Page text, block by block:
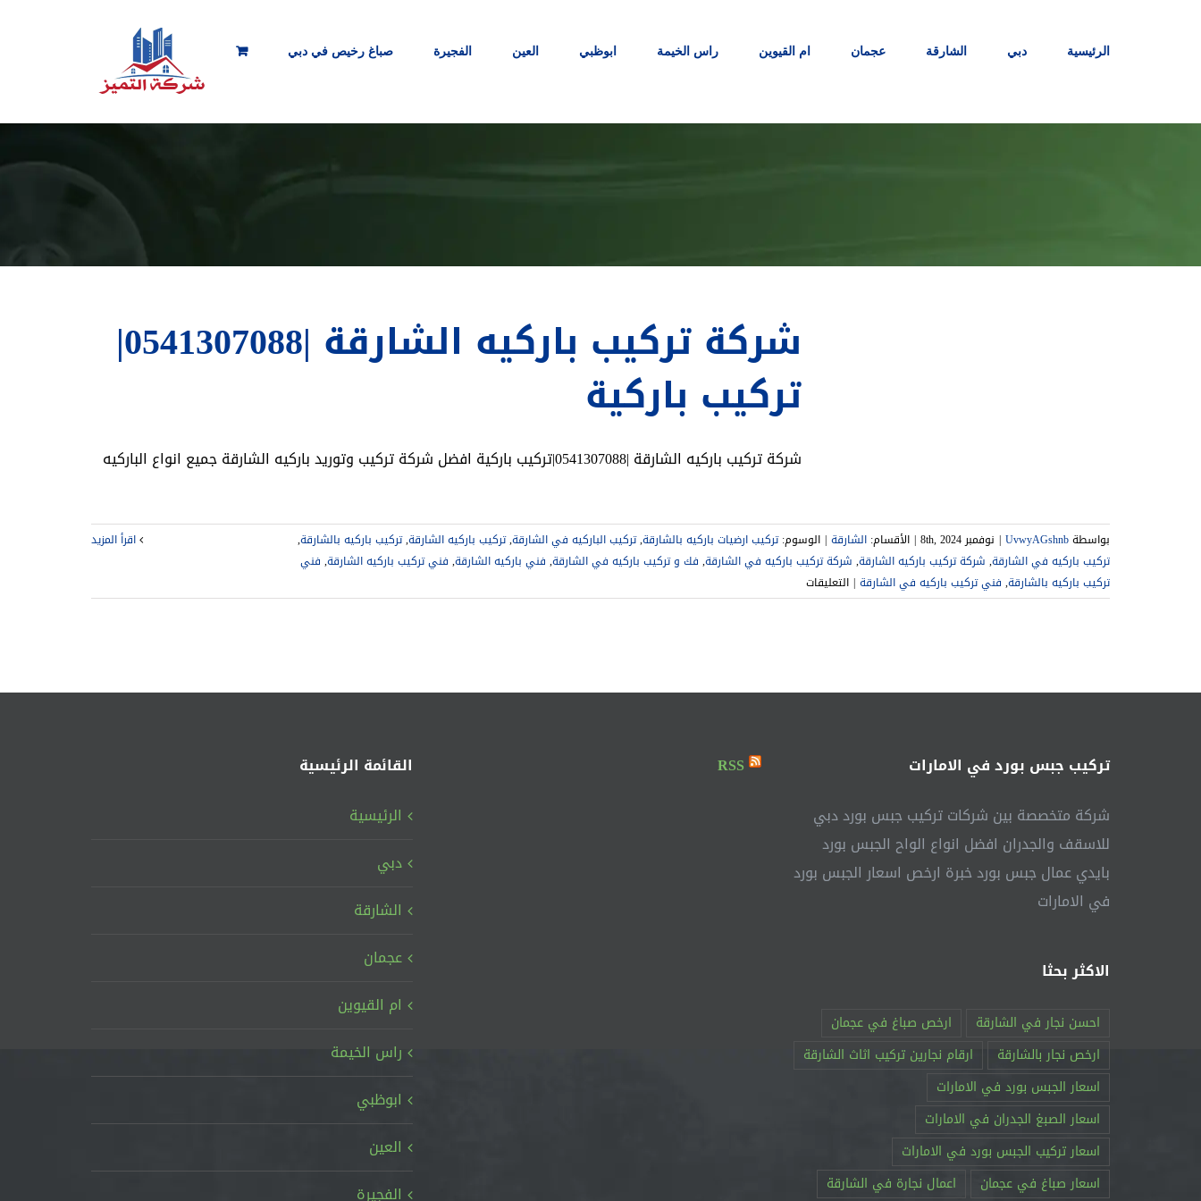
الرئيسية دبي الشارقة عجمان ام القيوين راس الخيمة ابوظبي العين الفجيرة صباغ رخيص في دبي
شركة تركيب باركيه الشارقة |0541307088|
تركيب باركية
شركة تركيب باركيه الشارقة |0541307088|تركيب باركية افضل شركة تركيب وتوريد باركيه الشارقة جميع انواع الباركيه
بواسطةUvwyAGshnb
| نوفمبر 8th, 2024 | الأقسام: الشارقة | الوسوم:تركيب ارضيات باركيه بالشارقة,تركيب الباركيه في الشارقة,تركيب باركيه الشارقة,تركيب باركيه بالشارقة,
تركيب باركيه في الشارقة, شركة تركيب باركيه الشارقة, شركة تركيب باركيه في الشارقة, فك و تركيب باركيه في الشارقة, فني باركيه الشارقة, فني تركيب باركيه الشارقة, فني
تركيب باركيه بالشارقة, فني تركيب باركيه في الشارقة | التعليقاتعلى
شركة
|0541307088|
تركيب جبس بورد في الامارات
شركة متخصصة بين شركات تركيب جبس بورد دبي
للاسقف والجدران افضل انواع الواح الجبس بورد
بايدي عمال جبس بورد خبرة ارخص اسعار الجبس بورد
في الامارات
الاكثر بحثا
احسن نجار في الشارقة
ارخص صباغ في عجمان
ارخص نجار بالشارقة
ارقام نجارين تركيب اثاث الشارقة
اسعار الجبس بورد في الامارات
اسعار الصبغ الجدران في الامارات
اسعار تركيب الجبس بورد في الامارات
اسعار صباغ في عجمان
اعمال نجارة في الشارقة
RSS
القائمة الرئيسية
الرئيسية
دبي
الشارقة
عجمان
ام القيوين
راس الخيمة
ابوظبي
العين
الفجيرة